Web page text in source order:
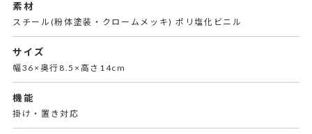
素材
スチール(粉体塗装・クロームメッキ) ポリ塩化ビニル
サイズ
幅36×奥行8.5×高さ14cm
機能
掛け・置き対応